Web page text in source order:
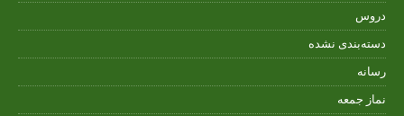
دروس
دسته‌بندی نشده
رسانه
نماز جمعه